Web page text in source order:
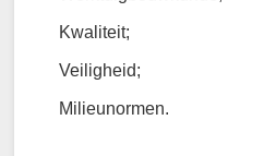
Kwaliteit;
Veiligheid;
Milieunormen.